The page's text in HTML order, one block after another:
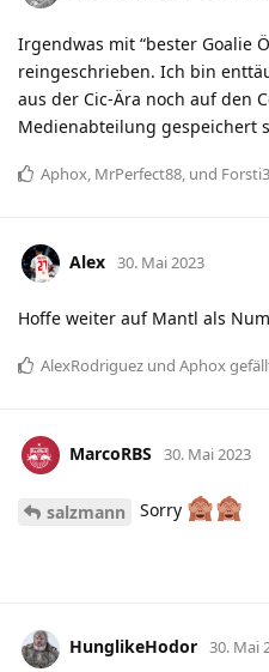
Irgendwas mit “bester Goalie
reingeschrieben. Ich bin
aus der Cic-Ära noch auf den
Medienabteilung gespeichert
Aphox, MrPerfect88, und
Alex 30. Mai 2023
Hoffe weiter auf Mantl als
AlexRodriguez und Aphox
MarcoRBS 30. Mai 2023
salzmann Sorry
HunglikeHodor 30. Mai